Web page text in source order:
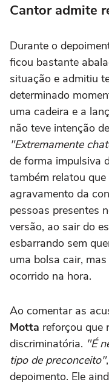
Cantor admite
Durante o
ficou bastante
situação e admitiu
determinado
uma cadeira e a
não teve intenção
"Extremamente
de forma impulsiva
também relatou
agravamento da
pessoas presentes
versão, ao sair do
esbarrando sem
uma bolsa cair,
ocorrido na hora.
Ao comentar as
Motta reforçou que
discriminatória. "É
tipo de preconceito"
depoimento. Ele